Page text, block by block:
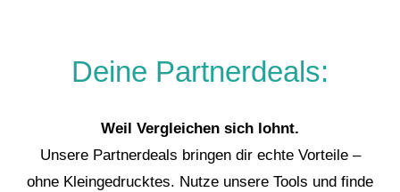
Deine Partnerdeals:
Weil Vergleichen sich lohnt.
Unsere Partnerdeals bringen dir echte Vorteile –
ohne Kleingedrucktes. Nutze unsere Tools und finde